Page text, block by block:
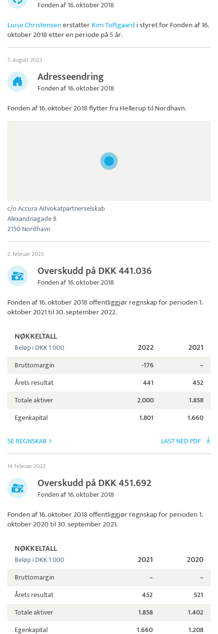
Fonden af 16. oktober 2018
Luise ChristensenerstatterKim Toftgaard i styret forFonden af 16.
oktober 2018etter en periode på 5 år.
7. august 2023
Adresseendring
Fonden af 16. oktober 2018
Fonden af 16. oktober 2018flytter fra Hellerup til Nordhavn.
c/o Accura Advokatpartnerselskab
Alexandriagade 8
2150 Nordhavn
2. februar 2023
Overskudd på DKK 441.036
Fonden af 16. oktober 2018
Fonden af 16. oktober 2018offentliggjør regnskap for perioden 1.
oktober 2021 til 30. september 2022.
NØKKELTALL
Beløp i DKK 1 000 2022 2021
Bruttomargin -176
–
Årets resultat
441
452
Totale aktiver
2.000
1.858
Egenkapital
1.801 1.660
SE REGNSKAB LAST NED PDF
14. februar 2022
Overskudd på DKK 451.692
Fonden af 16. oktober 2018
Fonden af 16. oktober 2018offentliggjør regnskap for perioden 1.
oktober 2020 til 30. september 2021.
NØKKELTALL
Beløp i DKK 1 000 2021 2020
Bruttomargin –
–
Årets resultat
452
521
Totale aktiver
1.858
1.402
Egenkapital
1.660 1.208